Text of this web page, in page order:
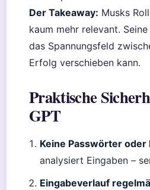
Der Takeaway: Musks
kaum mehr relevant.
das Spannungsfeld
Erfolg verschieben kann.
Praktische
GPT
Keine Passwörter oder
analysiert Eingaben –
Eingabeverlauf